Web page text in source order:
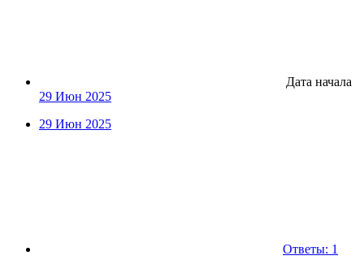
Дата начала
29 Июн 2025
29 Июн 2025
Ответы: 1